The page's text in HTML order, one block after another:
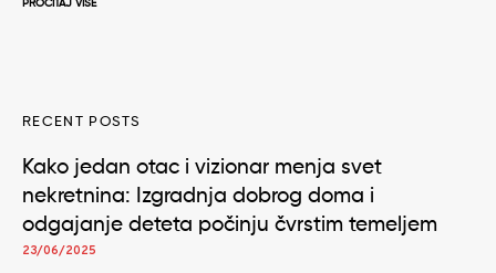
PROČITAJ VIŠE
RECENT POSTS
Kako jedan otac i vizionar menja svet
nekretnina: Izgradnja dobrog doma i
odgajanje deteta počinju čvrstim temeljem
23/06/2025